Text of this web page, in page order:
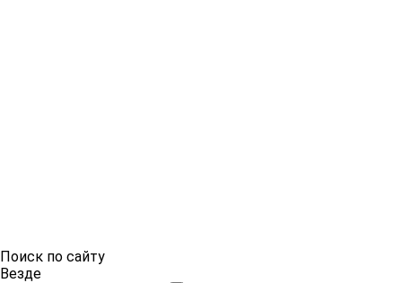
Поиск по сайту
Везде